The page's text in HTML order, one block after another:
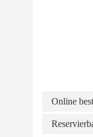
Online